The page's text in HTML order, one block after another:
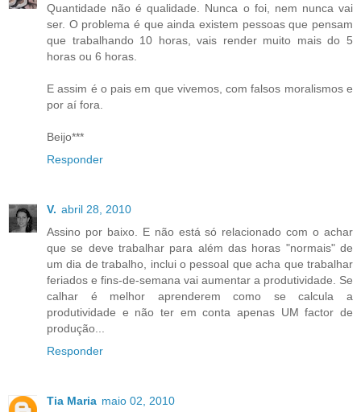
Quantidade não é qualidade. Nunca o foi, nem nunca vai
ser. O problema é que ainda existem pessoas que pensam
que trabalhando 10 horas, vais render muito mais do 5
horas ou 6 horas.
E assim é o pais em que vivemos, com falsos moralismos e
por aí fora.
Beijo***
Responder
V. abril 28, 2010
Assino por baixo. E não está só relacionado com o achar
que se deve trabalhar para além das horas "normais" de
um dia de trabalho, inclui o pessoal que acha que trabalhar
feriados e fins-de-semana vai aumentar a produtividade. Se
calhar é melhor aprenderem como se calcula a
produtividade e não ter em conta apenas UM factor de
produção...
Responder
Tia Maria maio 02, 2010